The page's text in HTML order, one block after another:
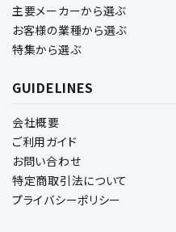
主要メーカーから選ぶ
お客様の業種から選ぶ
特集から選ぶ
GUIDELINES
会社概要
ご利用ガイド
お問い合わせ
特定商取引法について
プライバシーポリシー